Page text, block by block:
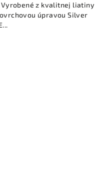
z kvalitnej liatiny
úpravou Silver